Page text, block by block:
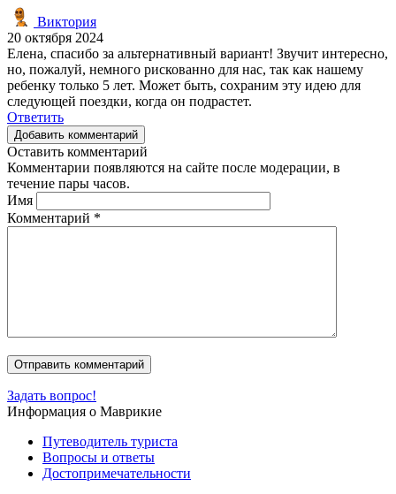
Виктория
20 октября 2024
Елена, спасибо за альтернативный вариант! Звучит интересно,
но, пожалуй, немного рискованно для нас, так как нашему
ребенку только 5 лет. Может быть, сохраним эту идею для
следующей поездки, когда он подрастет.
Ответить
Добавить комментарий
Оставить комментарий
Комментарии появляются на сайте после модерации, в
течение пары часов.
Имя
Комментарий *
Задать вопрос!
Информация о Маврикие
Путеводитель туриста
Вопросы и ответы
Достопримечательности